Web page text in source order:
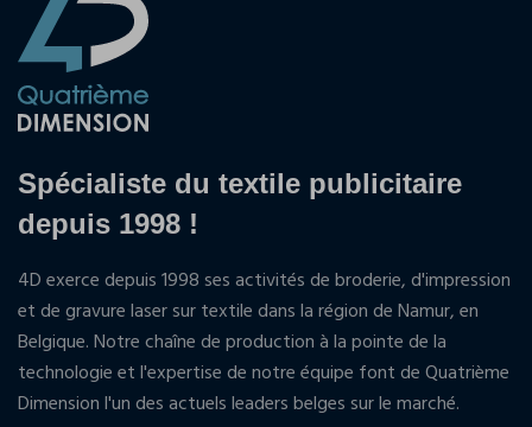
Spécialiste du textile publicitaire
depuis 1998 !
4D exerce depuis 1998 ses activités de broderie, d'impression
et de gravure laser sur textile dans la région de Namur, en
Belgique. Notre chaîne de production à la pointe de la
technologie et l'expertise de notre équipe font de Quatrième
Dimension l'un des actuels leaders belges sur le marché.